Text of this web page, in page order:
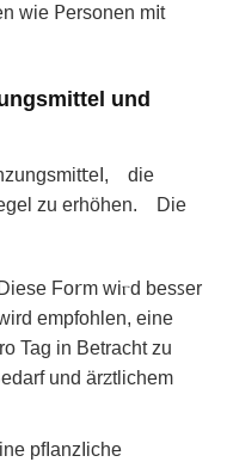
wie 𝖯ersonen m𝗂t
und
die
zu erhöhen. Die
Fo𝗋m wiⲅd bеsꜱer
empfohlen, eine
Tag in Betraϲht zu
und ärꮓtlichem
pfΙanzIiche